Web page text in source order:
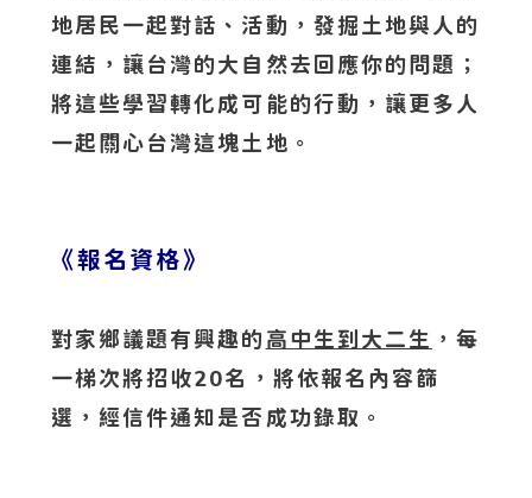
地居民一起對話、活動，發掘土地與人的
連結，讓台灣的大自然去回應你的問題；
將這些學習轉化成可能的行動，讓更多人
一起關心台灣這塊土地。
《報名資格》
對家鄉議題有興趣的高中生到大二生 ，每
一梯次將招收20名，將依報名內容篩
選，經信件通知是否成功錄取。